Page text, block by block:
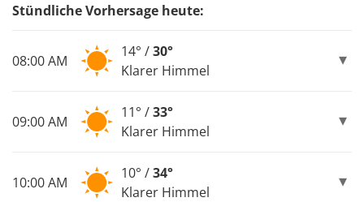
Stündliche Vorhersage heute:
08:00 AM
14° /30°
Klarer Himmel
09:00 AM
11° /33°
Klarer Himmel
10:00 AM
10° /34°
Klarer Himmel